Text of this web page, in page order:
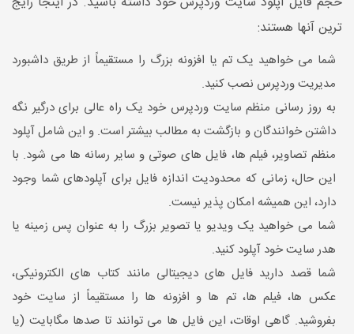
ترین آنها هستند:
شما می خواهید یک تم یا افزونه بزرگ را مستقیماً از طریق داشبورد
مدیریت وردپرس نصب کنید.
به روز رسانی منظم سایت وردپرس خود یک راه عالی برای درگیر نگه
داشتن خوانندگان و بازگشت به مطالب بیشتر است. و این شامل آپلود
منظم تصاویر، فیلم ها، فایل های صوتی و سایر رسانه ها می شود. با
این حال، زمانی که محدودیت اندازه فایل برای آپلودهای شما وجود
دارد، این همیشه امکان پذیر نیست.
شما می خواهید یک ویدیو یا تصویر بزرگ را به عنوان پس زمینه یا
هدر سایت خود آپلود کنید.
شما قصد دارید فایل های دیجیتالی مانند کتاب های الکترونیکی،
عکس ها، فیلم ها، تم ها و افزونه ها را مستقیماً از سایت خود
بفروشید. گاهی اوقات، این فایل ها می توانند تا صدها مگابایت (یا